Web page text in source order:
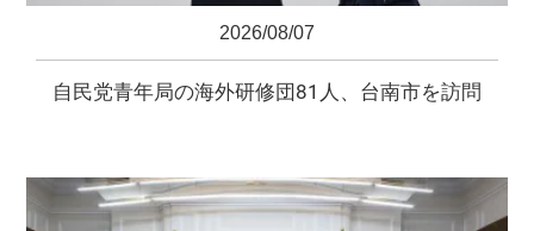
2026/08/07
自民党青年局の海外研修団81人、台南市を訪問